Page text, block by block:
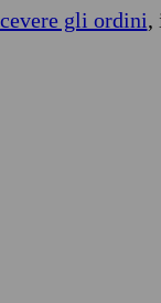
gli ordini,